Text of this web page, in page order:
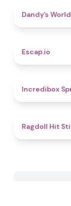
Dandy’s
Escap.io
Incredibox
Ragdoll Hit